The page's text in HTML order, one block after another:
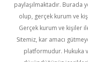
paylaşılmaktadır. Burada
olup, gerçek kurum ve
Gerçek kurum ve kişiler
Sitemiz, kar amacı
platformudur. Hukuka